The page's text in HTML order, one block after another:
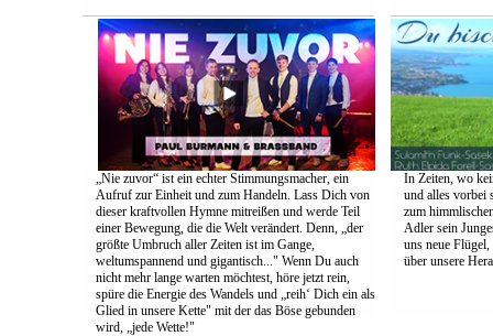
„Nie zuvor“ ist ein echter Stimmungsmacher, ein
Aufruf zur Einheit und zum Handeln. Lass Dich von
dieser kraftvollen Hymne mitreißen und werde Teil
einer Bewegung, die die Welt verändert. Denn, „der
größte Umbruch aller Zeiten ist im Gange,
weltumspannend und gigantisch..." Wenn Du auch
nicht mehr lange warten möchtest, höre jetzt rein,
spüre die Energie des Wandels und „reih‘ Dich ein als
Glied in unsere Kette" mit der das Böse gebunden
wird, „jede Wette!"
In Zeiten, wo
und alles vorbei
zum
Adler sein
uns neue
über unsere